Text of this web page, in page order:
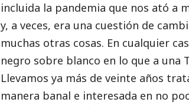
incluida la pandemia que nos ató a
y, a veces, era una cuestión de
muchas otras cosas. En cualquier
negro sobre blanco en lo que a una
Llevamos ya más de veinte años
manera banal e interesada en no